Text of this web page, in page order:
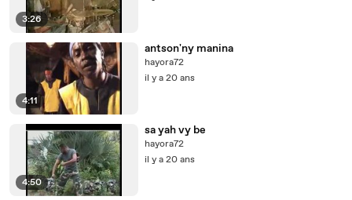
3:26
4:11
antson'ny manina
hayora72
il y a 20 ans
4:50
sa yah vy be
hayora72
il y a 20 ans